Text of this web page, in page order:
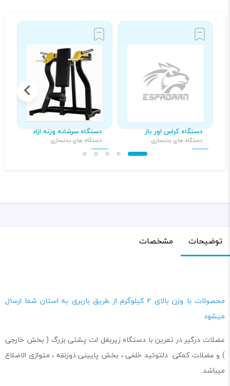
دستگاه کراس اور باز
دستگاه های بدنسازی
دستگاه سرشانه وزنه ازاد
دستگاه های بدنسازی
توضیحات مشخصات
محصولات با وزن بالای 2 کیلوگرم از طریق باربری به استان شما ارسال
میشود
عضلات درگیر در تمرین با دستگاه زیربغل لت پشتی بزرگ ( بخش خارجی
) و عضلات کمکی دلتوئید خلفی ، بخش پایینی ذوزنقه ، متوازی الاضلاع
میباشد.